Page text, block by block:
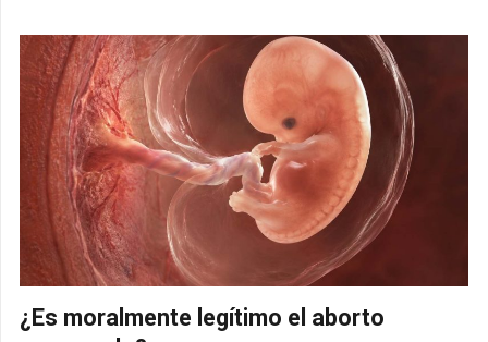
¿Es moralmente legítimo el aborto